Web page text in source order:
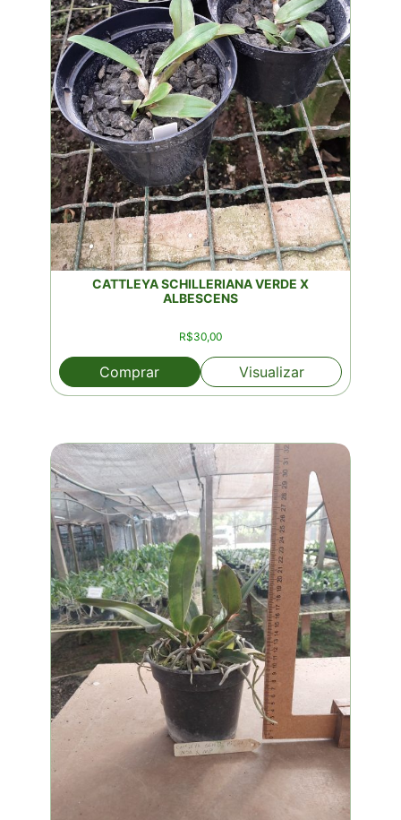
CATTLEYA SCHILLERIANA VERDE X
ALBESCENS
R$30,00
Comprar Visualizar